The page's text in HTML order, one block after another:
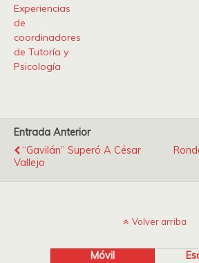
Experiencias
de
coordinadores
de Tutoría y
Psicología
Entrada Anterior
“Gavilán” Superó A César
Vallejo
Volver arriba
Móvil